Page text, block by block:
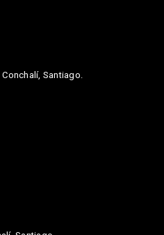
Santiago.